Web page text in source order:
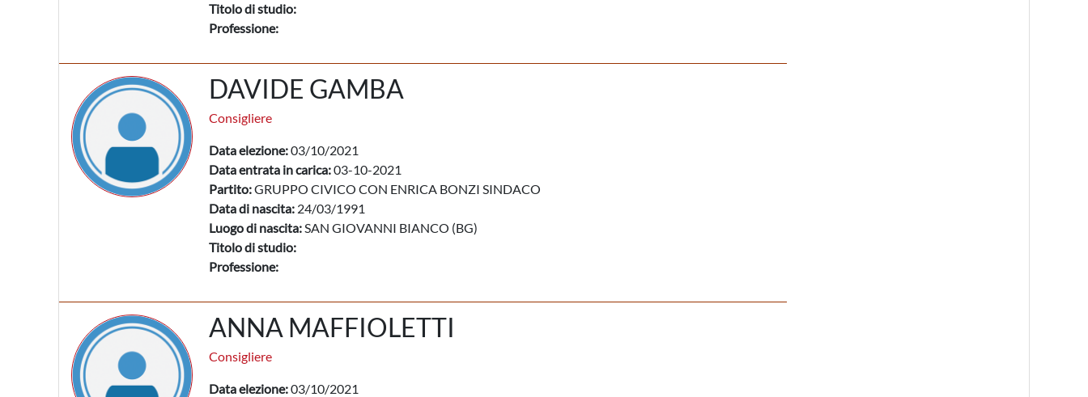
Titolo di studio:
Professione:
DAVIDE GAMBA
Consigliere
Data elezione:03/10/2021
Data entrata in carica:03-10-2021
Partito:GRUPPO CIVICO CON ENRICA BONZI SINDACO
Data di nascita: 24/03/1991
Luogo di nascita:SAN GIOVANNI BIANCO (BG)
Titolo di studio:
Professione:
ANNA MAFFIOLETTI
Consigliere
Data elezione:03/10/2021